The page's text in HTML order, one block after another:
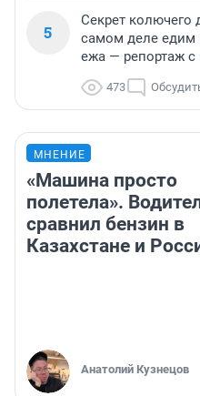
5
Секрет колючего
самом деле едим
ежа — репортаж с
473
МНЕНИЕ
«Машина просто
полетела».
сравнил бензин в
Казахстане и
Анатолий Кузнецов